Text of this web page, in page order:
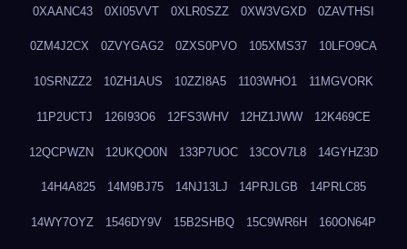
0XAANC43 0XI05VVT 0XLR0SZZ 0XW3VGXD 0ZAVTHSI
0ZM4J2CX 0ZVYGAG2 0ZXS0PVO 105XMS37 10LFO9CA
10SRNZZ2 10ZH1AUS 10ZZI8A5 1103WHO1 11MGVORK
11P2UCTJ 126I93O6 12FS3WHV 12HZ1JWW 12K469CE
12QCPWZN 12UKQO0N 133P7UOC 13COV7L8 14GYHZ3D
14H4A825 14M9BJ75 14NJ13LJ 14PRJLGB 14PRLC85
14WY7OYZ 1546DY9V 15B2SHBQ 15C9WR6H 160ON64P